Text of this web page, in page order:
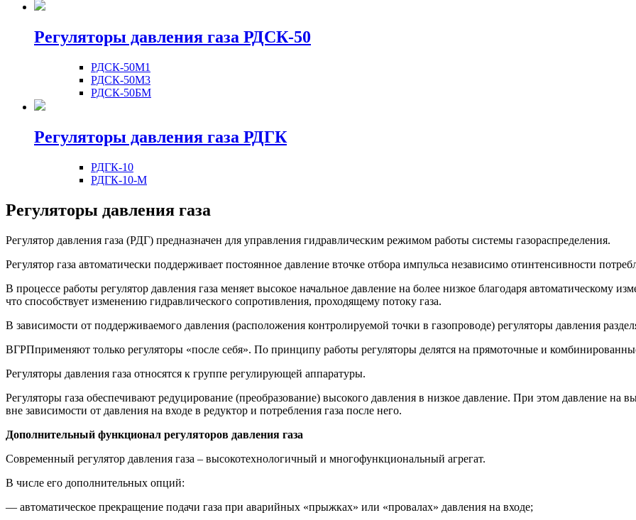
Регуляторы давления газа РДСК-50
РДСК-50М1
РДСК-50М3
РДСК-50БМ
Регуляторы давления газа РДГК
РДГК-10
РДГК-10-М
Регуляторы давления газа
Регулятор давления газа (РДГ) предназначен для управления гидравлическим режимом работы системы газораспределения.
Регулятор газа автоматически поддерживает постоянное давление вточке отбора импульса независимо отинтенсивности
В процессе работы регулятор давления газа меняет высокое начальное давление на более низкое благодаря автоматическому
что способствует изменению гидравлического сопротивления, проходящему потоку газа.
В зависимости от поддерживаемого давления (расположения контролируемой точки в газопроводе) регуляторы давления
ВГРПприменяют только регуляторы «после себя». По принципу работы регуляторы делятся на прямоточные и
Регуляторы давления газа относятся к группе регулирующей аппаратуры.
Регуляторы газа обеспечивают редуцирование (преобразование) высокого давления в низкое давление. При этом давление на
вне зависимости от давления на входе в редуктор и потребления газа после него.
Дополнительный функционал регуляторов давления газа
Современный регулятор давления газа – высокотехнологичный и многофункциональный агрегат.
В числе его дополнительных опций:
— автоматическое прекращение подачи газа при аварийных «прыжках» или «провалах» давления на входе;